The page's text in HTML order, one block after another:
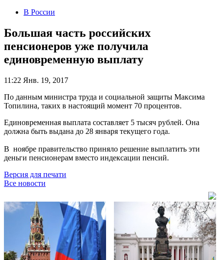
В России
Большая часть российских
пенсионеров уже получила
единовременную выплату
11:22 Янв. 19, 2017
По данным министра труда и социальной защиты Максима
Топилина, таких в настоящий момент 70 процентов.
Единовременная выплата составляет 5 тысяч рублей. Она
должна быть выдана до 28 января текущего года.
В ноябре правительство приняло решение выплатить эти
деньги пенсионерам вместо индексации пенсий.
Версия для печати
Все новости